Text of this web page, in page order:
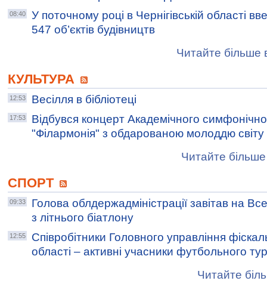
08:40
У поточному році в Чернігівській області
547 об’єктів будівництв
Читайте більше
КУЛЬТУРА
12:53 Весілля в бібліотеці
17:53
Відбувся концерт Академічного
"Філармонія" з обдарованою молоддю світу
Читайте більше
СПОРТ
09:33
Голова облдержадміністрації завітав на
з літнього біатлону
12:55
Співробітники Головного управління
області – активні учасники футбольного
Читайте